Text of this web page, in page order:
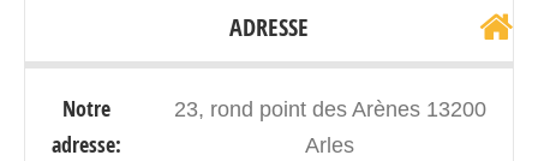
ADRESSE
Notre
adresse:
23, rond point des Arènes 13200
Arles